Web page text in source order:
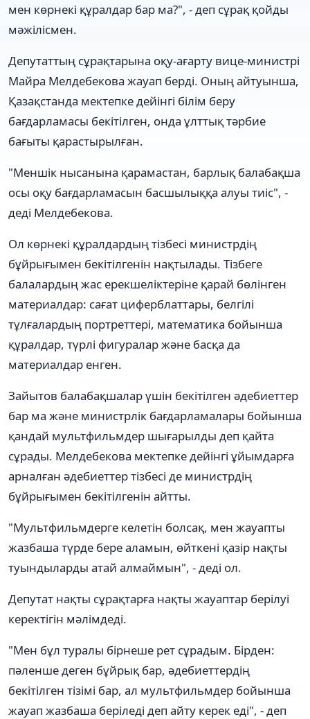
мен көрнекі құралдар бар ма?", - деп сұрақ қойды
мәжілісмен.
Депутаттың сұрақтарына оқу-ағарту вице-министрі
Майра Мелдебекова жауап берді. Оның айтуынша,
Қазақстанда мектепке дейінгі білім беру
бағдарламасы бекітілген, онда ұлттық тәрбие
бағыты қарастырылған.
"Меншік нысанына қарамастан, барлық балабақша
осы оқу бағдарламасын басшылыққа алуы тиіс", -
деді Мелдебекова.
Ол көрнекі құралдардың тізбесі министрдің
бұйрығымен бекітілгенін нақтылады. Тізбеге
балалардың жас ерекшеліктеріне қарай бөлінген
материалдар: сағат циферблаттары, белгілі
тұлғалардың портреттері, математика бойынша
құралдар, түрлі фигуралар және басқа да
материалдар енген.
Зайытов балабақшалар үшін бекітілген әдебиеттер
бар ма және министрлік бағдарламалары бойынша
қандай мультфильмдер шығарылды деп қайта
сұрады. Мелдебекова мектепке дейінгі ұйымдарға
арналған әдебиеттер тізбесі де министрдің
бұйрығымен бекітілгенін айтты.
"Мультфильмдерге келетін болсақ, мен жауапты
жазбаша түрде бере аламын, өйткені қазір нақты
туындыларды атай алмаймын", - деді ол.
Депутат нақты сұрақтарға нақты жауаптар берілуі
керектігін мәлімдеді.
"Мен бұл туралы бірнеше рет сұрадым. Бірден:
пәленше деген бұйрық бар, әдебиеттердің
бекітілген тізімі бар, ал мультфильмдер бойынша
жауап жазбаша беріледі деп айту керек еді", - деп